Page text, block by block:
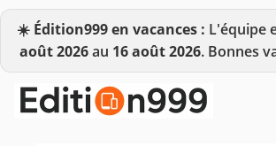
☀️ Édition999 en vacances : L'équipe
août 2026au 16 août 2026. Bonnes